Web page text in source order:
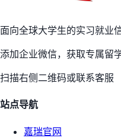
面向全球大学生的实习就业
添加企业微信，获取专属留
扫描右侧二维码或联系客服
站点导航
嘉瑞官网